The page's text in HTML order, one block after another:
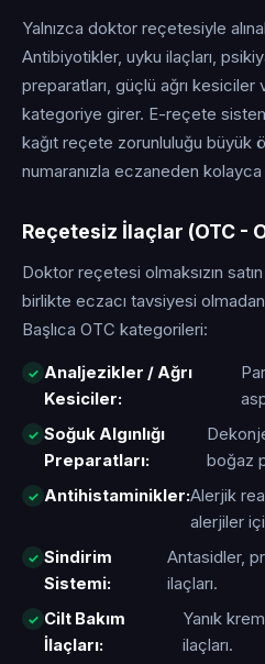
Yalnızca doktor reçetesiyle
Antibiyotikler, uyku ilaçları,
preparatları, güçlü ağrı kesiciler
kategoriye girer. E-reçete
kağıt reçete zorunluluğu büyük
numaranızla eczaneden
Reçetesiz İlaçlar (OTC -
Doktor reçetesi olmaksızın
birlikte eczacı tavsiyesi
Başlıca OTC kategorileri:
Analjezikler / Ağrı
Kesiciler:
Soğuk Algınlığı
Preparatları:
boğaz
Antihistaminikler:Alerjik
alerjiler
Sindirim
Sistemi:
Antasidler,
ilaçları.
Cilt Bakım
İlaçları:
Yanık
ilaçları.